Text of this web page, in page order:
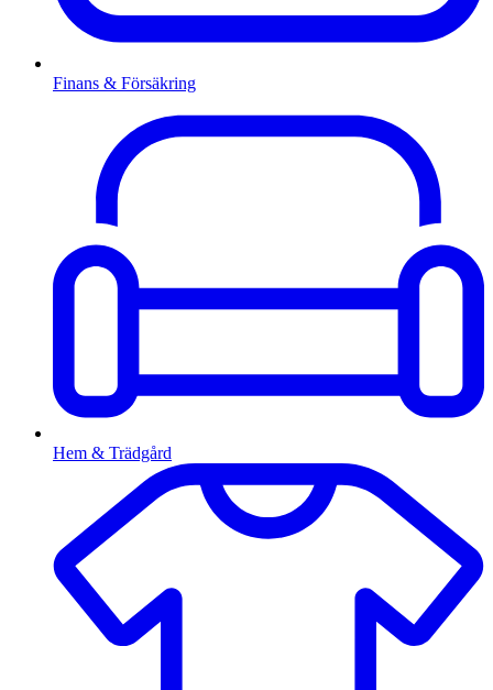
Finans & Försäkring
Hem & Trädgård